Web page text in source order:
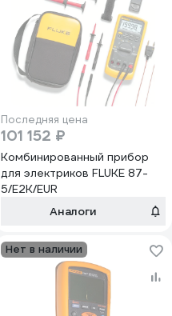
Последняя цена
101 152 ₽
Комбинированный прибор
для электриков FLUKE 87-
5/E2K/EUR
Аналоги
Нет в наличии